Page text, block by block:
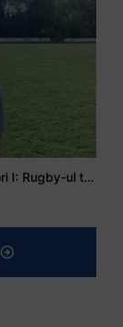
Mohamed Salhi, vicecampion național juniori I: Rugby-ul te învață să accepți și înfrângerile